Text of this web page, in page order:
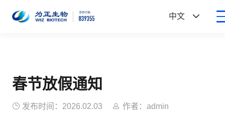
中文 
春节放假通知
 发布时间：2026.02.03  作者：admin